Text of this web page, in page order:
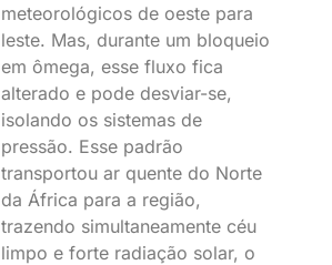
meteorológicos de oeste para
leste. Mas, durante um bloqueio
em ômega, esse fluxo fica
alterado e pode desviar-se,
isolando os sistemas de
pressão. Esse padrão
transportou ar quente do Norte
da África para a região,
trazendo simultaneamente céu
limpo e forte radiação solar, o